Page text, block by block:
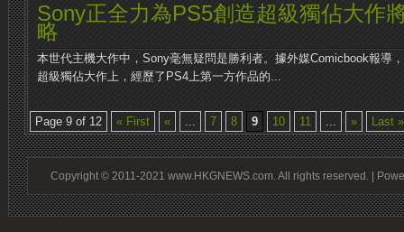
Sony正全力為PS5創造超級獨佔大作
略
本世代主機大作中，Sony毫無疑問是勝利者。據外媒Comicbook報導
超級獨佔大作上，經歷了PS4上第一方作品的...
Page 9 of 12 « First « ... 7 8 9 10 11 ... » Last »
Copyright © 2011-2021 www.HKGNEWS.com. All rights reserved. |